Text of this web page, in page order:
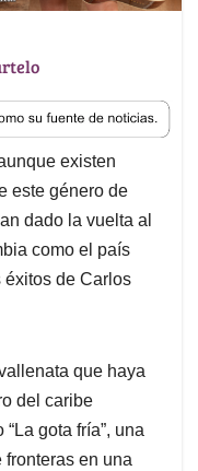
existen
este género de
dado la vuelta al
como el país
de Carlos
que haya
del caribe
gota fría”, una
en una